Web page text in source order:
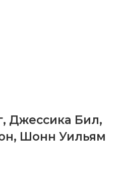
, Джессика Бил,
, Шонн Уильям